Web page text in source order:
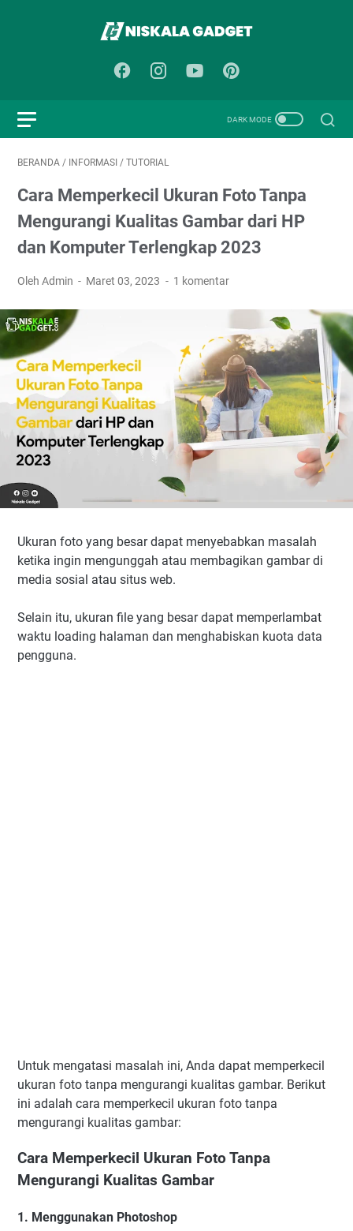
BERANDA / INFORMASI / TUTORIAL
Cara Memperkecil Ukuran Foto Tanpa
Mengurangi Kualitas Gambar dari HP
dan Komputer Terlengkap 2023
Oleh Admin Maret 03, 2023 1 komentar
Ukuran foto yang besar dapat menyebabkan masalah
ketika ingin mengunggah atau membagikan gambar di
media sosial atau situs web.
Selain itu, ukuran file yang besar dapat memperlambat
waktu loading halaman dan menghabiskan kuota data
pengguna.
Untuk mengatasi masalah ini, Anda dapat memperkecil
ukuran foto tanpa mengurangi kualitas gambar. Berikut
ini adalah cara memperkecil ukuran foto tanpa
mengurangi kualitas gambar:
Cara Memperkecil Ukuran Foto Tanpa
Mengurangi Kualitas Gambar
1. Menggunakan Photoshop